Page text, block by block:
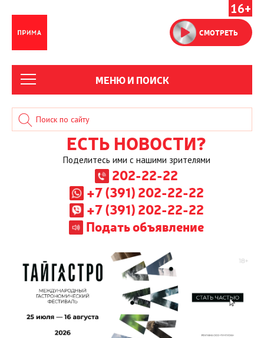
16+
СМОТРЕТЬ
МЕНЮ И ПОИСК
ЕСТЬ НОВОСТИ?
Поделитесь ими с нашими зрителями
202-22-22
+7 (391) 202-22-22
+7 (391) 202-22-22
Подать объявление